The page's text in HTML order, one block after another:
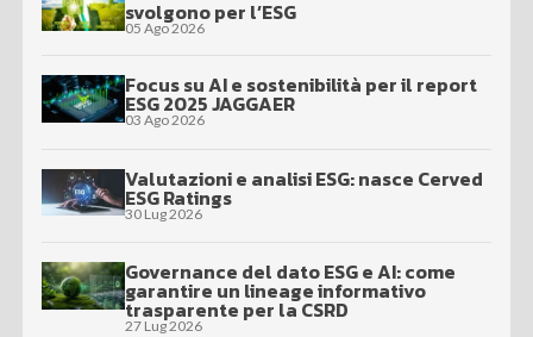
svolgono per l’ESG
05 Ago 2026
Focus su AI e sostenibilità per il report
ESG 2025 JAGGAER
03 Ago 2026
Valutazioni e analisi ESG: nasce Cerved
ESG Ratings
30 Lug 2026
Governance del dato ESG e AI: come
garantire un lineage informativo
trasparente per la CSRD
27 Lug 2026